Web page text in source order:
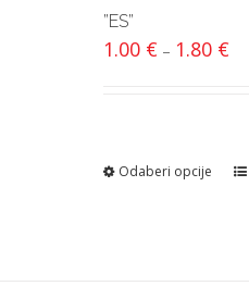
”ES”
1.00 € – 1.80 €
Odaberi opcije